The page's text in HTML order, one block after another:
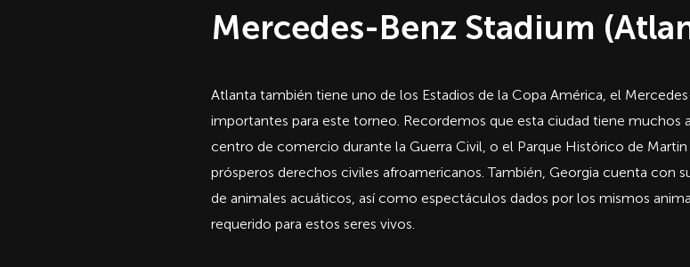
Mercedes-Benz Stadium
Atlanta también tiene uno de los Estadios de la Copa América, el
importantes para este torneo. Recordemos que esta ciudad tiene
centro de comercio durante la Guerra Civil, o el Parque Histórico de
prósperos derechos civiles afroamericanos. También, Georgia cuenta con
de animales acuáticos, así como espectáculos dados por los mismos
requerido para estos seres vivos.